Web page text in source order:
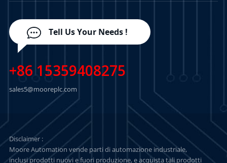
Tell Us Your Needs !
+86 15359408275
sales5@mooreplc.com
Disclaimer :
Moore Automation vende parti di automazione industriale,
inclusi prodotti nuovi e fuori produzione, e acquista tali prodotti